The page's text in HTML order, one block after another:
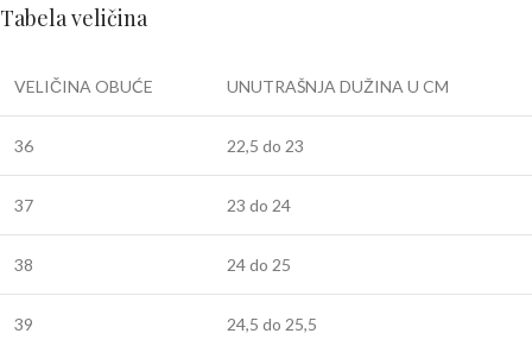
Tabela veličina
VELIČINA OBUĆE UNUTRAŠNJA DUŽINA U CM
36 22,5 do 23
37 23 do 24
38 24 do 25
39 24,5 do 25,5